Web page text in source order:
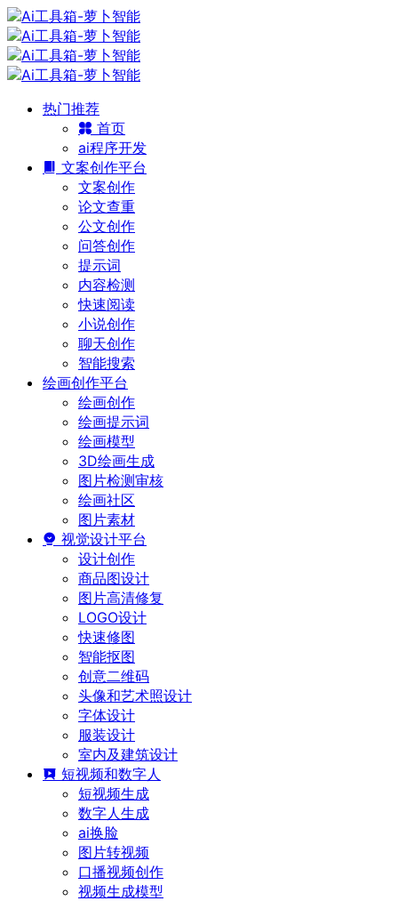
热门推荐
首页
ai程序开发
文案创作平台
文案创作
论文查重
公文创作
问答创作
提示词
内容检测
快速阅读
小说创作
聊天创作
智能搜索
绘画创作平台
绘画创作
绘画提示词
绘画模型
3D绘画生成
图片检测审核
绘画社区
图片素材
视觉设计平台
设计创作
商品图设计
图片高清修复
LOGO设计
快速修图
智能抠图
创意二维码
头像和艺术照设计
字体设计
服装设计
室内及建筑设计
短视频和数字人
短视频生成
数字人生成
ai换脸
图片转视频
口播视频创作
视频生成模型